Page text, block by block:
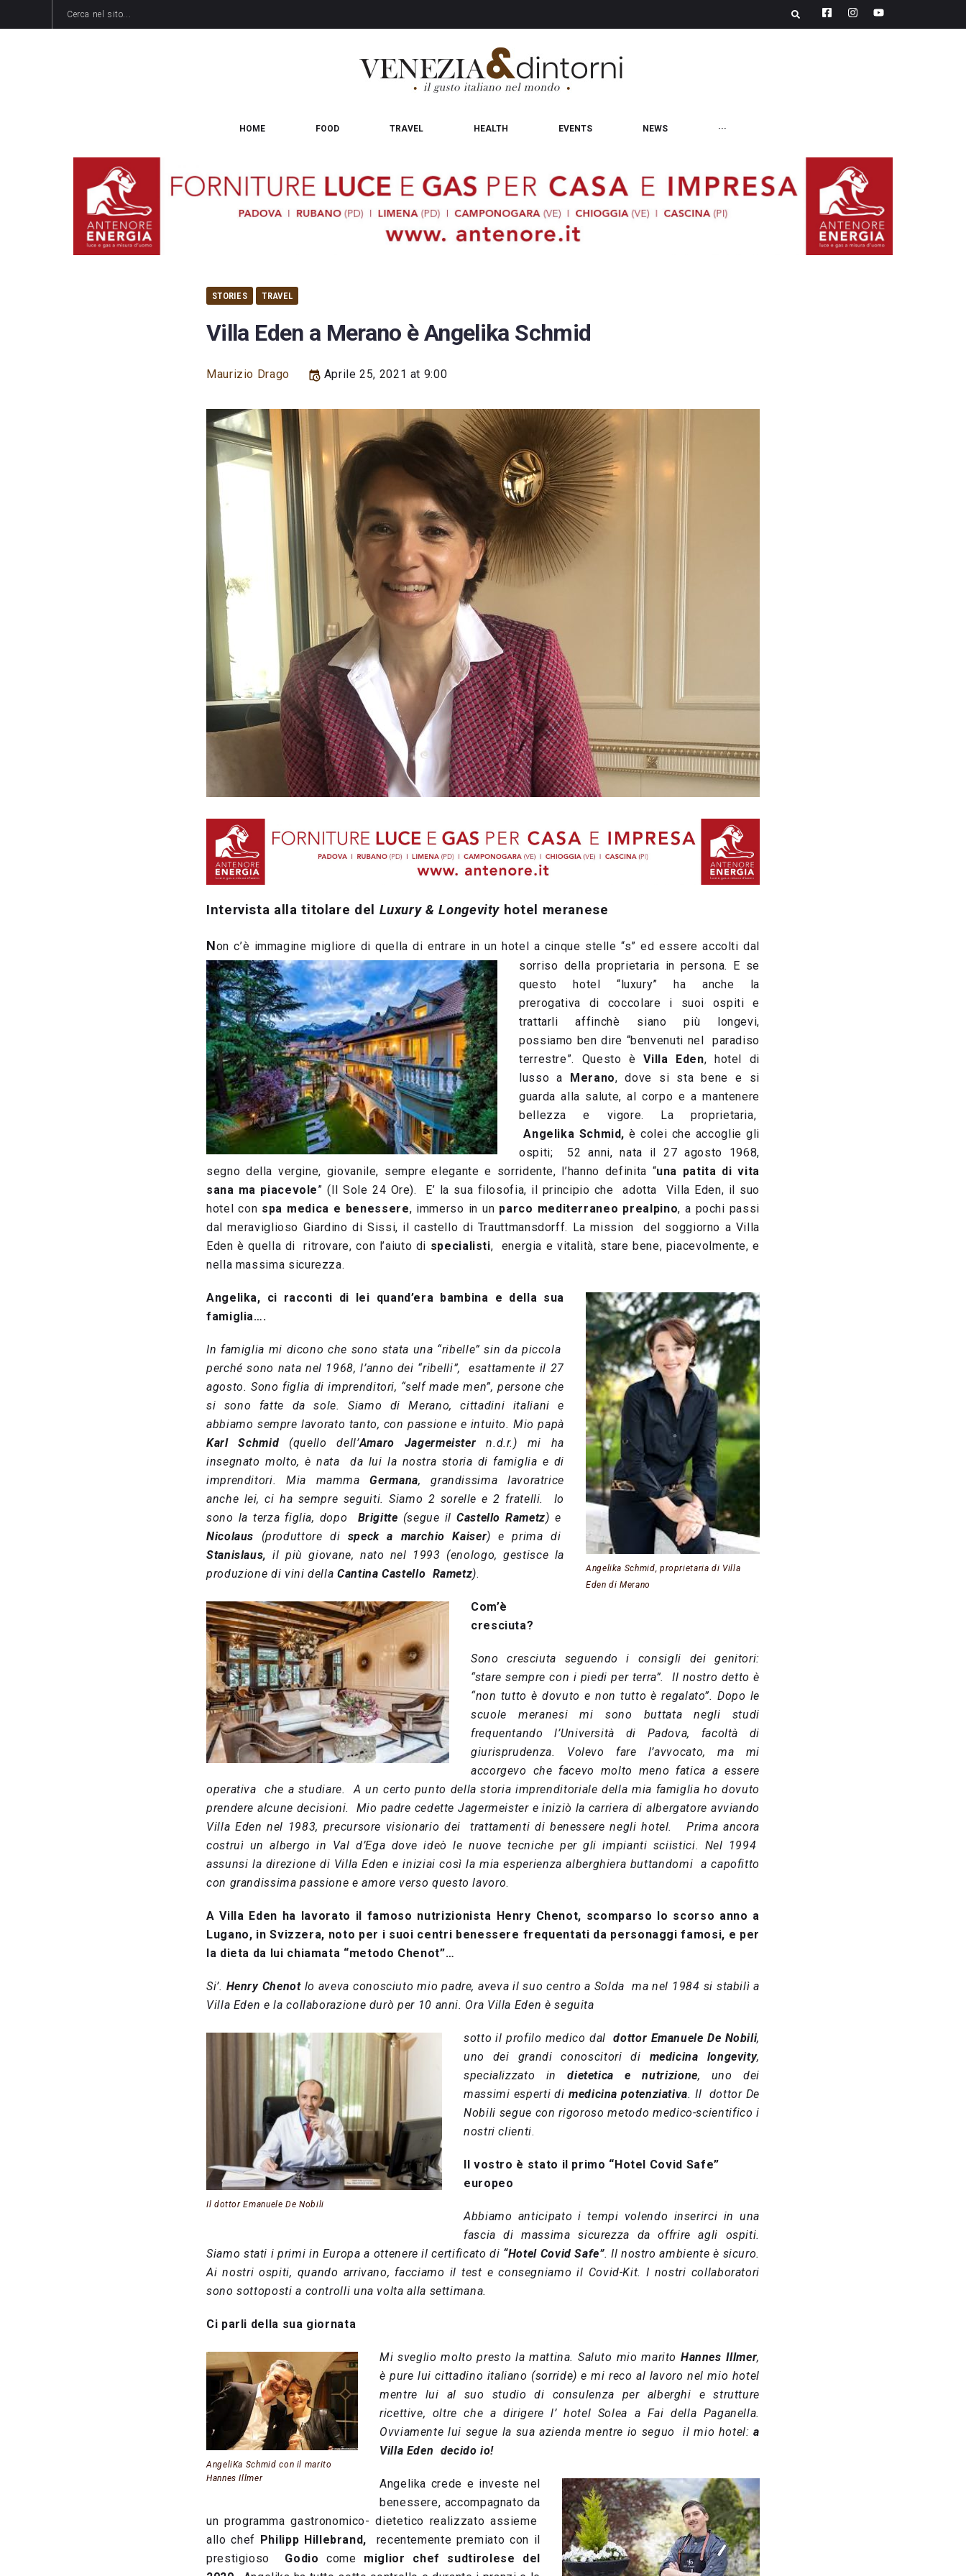
HOME FOOD TRAVEL HEALTH EVENTS NEWS ···
STORIES TRAVEL
Villa Eden a Merano è Angelika Schmid
Maurizio Drago Aprile 25, 2021 at 9:00
Intervista alla titolare del Luxury & Longevity hotel meranese
Non c’è immagine migliore di quella di entrare in un hotel a cinque stelle “s” ed essereaccolti dal
sorriso della proprietaria in persona. E se
questo hotel “luxury” ha anche la
prerogativa di coccolare i suoi ospiti e
trattarli affinchè siano più longevi,
possiamo ben dire “benvenuti nel paradiso
terrestre”. Questo èVilla Eden, hotel di
lusso a
Merano, dove si sta bene e si
guarda alla salute, al corpo e a mantenere
bellezza e vigore. La proprietaria,
Angelika Schmid, è colei che accoglie gli
ospiti; 52 anni, nata il 27 agosto 1968,
segno della vergine, giovanile, sempre elegante e sorridente, l’hanno definita “una patita di vita
sana ma piacevole” (Il Sole 24 Ore). E’ la sua filosofia, il principio che adotta Villa Eden, il suo
hotel con spa medica e benessere, immerso in un parco mediterraneo prealpino, a pochi passi
dal meraviglioso Giardino di Sissi, il castello di Trauttmansdorff. La mission del soggiorno a Villa
Eden è quella di ritrovare, con l’aiuto di specialisti, energia e vitalità, stare bene, piacevolmente, e
nella massima sicurezza.
Angelika Schmid, proprietaria di Villa
Eden di Merano
Angelika, ci racconti di lei quand’era bambina e della sua
famiglia….
In famiglia mi dicono che sono stata una “ribelle” sin da piccola
perché sono nata nel 1968, l’anno dei “ribelli”, esattamente il 27
agosto. Sono figlia di imprenditori, “self made men”, persone che
si sono fatte da sole. Siamo di Merano, cittadini italiani e
abbiamo sempre lavorato tanto, con passione e intuito. Mio papà
Karl Schmid (quello dell’Amaro Jagermeister n.d.r.) mi ha
insegnato molto, è nata da lui la nostra storia di famiglia e di
imprenditori. Mia mammaGermana, grandissima lavoratrice
anche lei, ci ha sempre seguiti. Siamo 2 sorelle e 2 fratelli. Io
sono la terza figlia, dopo Brigitte (segue il Castello Rametz) e
Nicolaus (produttore di speck a marchio Kaiser) e prima di
Stanislaus,il più giovane, nato nel 1993 (enologo, gestisce la
produzione di vini della Cantina Castello Rametz).
Com’è
cresciuta?
Sono cresciuta seguendo i consigli dei genitori:
“stare sempre con i piedi per terra”. Il nostro detto è
“non tutto è dovuto e non tutto è regalato”. Dopo le
scuole meranesi mi sono buttata negli studi
frequentando l’Università di Padova, facoltà di
giurisprudenza. Volevo fare l’avvocato, ma mi
accorgevo che facevo molto meno fatica a essere
operativa che a studiare. A un certo punto della storia imprenditoriale della mia famiglia ho dovuto
prendere alcune decisioni. Mio padre cedette Jagermeister e iniziò la carriera di albergatore avviando
Villa Eden nel 1983, precursore visionario dei trattamenti di benessere negli hotel. Prima ancora
costruì un albergo in Val d’Ega dove ideò le nuove tecniche per gli impianti sciistici. Nel 1994
assunsi la direzione di Villa Eden e iniziai così la mia esperienza alberghiera buttandomi a capofitto
con grandissima passione e amore verso questo lavoro.
A Villa Eden ha lavorato il famoso nutrizionista Henry Chenot, scomparso lo scorso anno a
Lugano, in Svizzera, noto per i suoi centri benessere frequentati da personaggi famosi, e per
la dieta da lui chiamata “metodo Chenot”…
Si’. Henry Chenotlo aveva conosciuto mio padre, aveva il suo centro a Solda ma nel 1984 si stabilì a
Villa Eden e la collaborazione durò per 10 anni. Ora Villa Eden è seguita
Il dottor Emanuele De Nobili
sotto il profilo medico daldottor Emanuele De Nobili,
uno dei grandi conoscitori di medicina longevity,
specializzato indietetica e nutrizione, uno dei
massimi esperti di medicina potenziativa. Il dottor De
Nobili segue con rigoroso metodo medico-scientifico i
nostri clienti.
Il vostro è stato il primo “Hotel Covid Safe”
europeo
Abbiamo anticipato i tempi volendo inserirci in una
fascia di massima sicurezza da offrire agli ospiti.
Siamo stati i primi in Europa a ottenere il certificato di “Hotel Covid Safe”. Il nostro ambiente è sicuro.
Ai nostri ospiti, quando arrivano, facciamo il test e consegniamo il Covid-Kit. I nostri collaboratori
sono sottoposti a controlli una volta alla settimana.
Ci parli della sua giornata
AngeliKa Schmid con il marito
Hannes Illmer
Mi sveglio molto presto la mattina. Saluto mio marito Hannes Illmer,
è pure lui cittadino italiano (sorride) e mi reco al lavoro nel mio hotel
mentre lui al suo studio di consulenza per alberghi e strutture
ricettive, oltre che a dirigere l’ hotel Solea a Fai della Paganella.
Ovviamente lui segue la sua azienda mentre io seguo il mio hotel:a
Villa Eden decido io!
Angelika crede e investe nel
benessere, accompagnato da
un programma gastronomico- dietetico realizzato assieme
allo chef
Philipp Hillebrand,
recentemente premiato con il
prestigioso Godio come miglior chef sudtirolese del